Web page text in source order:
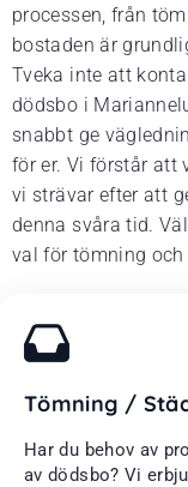
processen, från
bostaden är
Tveka inte att
dödsbo i
snabbt ge
för er. Vi förstår att
vi strävar efter att
denna svåra tid.
val för tömning
Tömning /
Har du behov av
av dödsbo? Vi